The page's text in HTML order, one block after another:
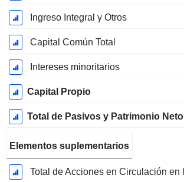
Ingreso Integral y Otros
Capital Común Total
Intereses minoritarios
Capital Propio
Total de Pasivos y Patrimonio Neto
Elementos suplementarios